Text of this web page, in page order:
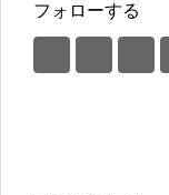
フォローする